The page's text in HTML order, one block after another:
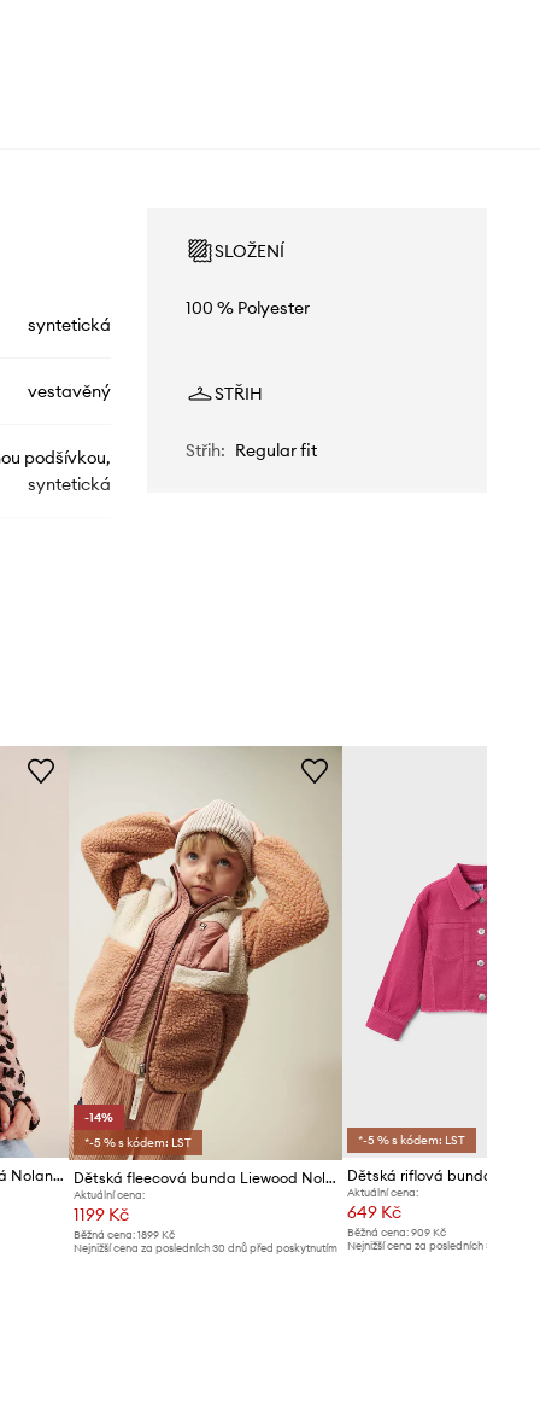
syntetická
vestavěný
podšívkou,
syntetická
Liewood
SLOŽENÍ
100 % Polyester
STŘIH
Střih: Regular fit
Liewood krátká bunda dětská Nolan Pile Jacket
-14%
*-5 % s kódem: LST
Dětská fleecová bunda Liewood Nolan Pile
Aktuální cena:
1199 Kč
Běžná cena:1899 Kč
Nejnižší cena za posledních 30 dnů před poskytnutím
*-5 % s kódem: LST
Dětská riflová bunda
Aktuální cena:
649 Kč
Běžná cena: 909 Kč
Nejnižší cena za posledních 30 dnů